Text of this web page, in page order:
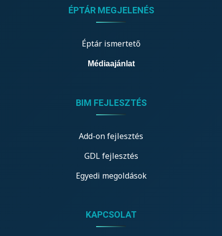
ÉPTÁR MEGJELENÉS
Éptár ismertető
Médiaajánlat
BIM FEJLESZTÉS
Add-on fejlesztés
GDL fejlesztés
Egyedi megoldások
KAPCSOLAT